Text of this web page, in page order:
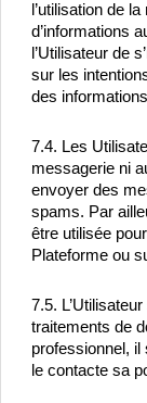
l’utilisation de
d’informations
l’Utilisateur de
sur les
des
7.4. Les
messagerie ni
envoyer des
spams. Par
être utilisée
Plateforme ou
7.5.
traitements de
professionnel, il
le contacte sa